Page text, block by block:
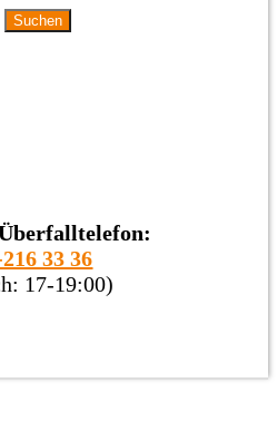
Suchen
33 36
17-19:00)